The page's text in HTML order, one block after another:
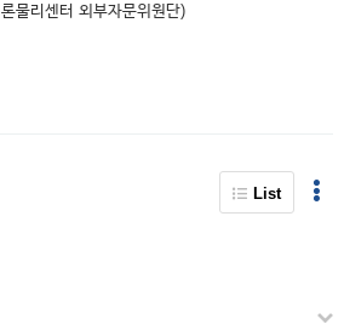
물리센터 외부자문위원단)
List